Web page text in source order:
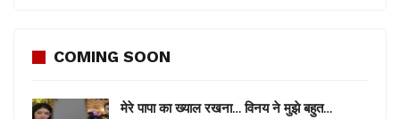
COMING SOON
मेरे पापा का ख्याल रखना… विनय ने मुझे बहुत…